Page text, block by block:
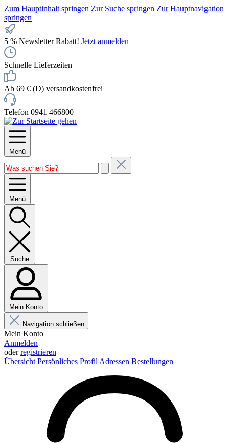
Zum Hauptinhalt springen Zur Suche springen Zur Hauptnavigation
springen
5 % Newsletter Rabatt! Jetzt anmelden
Schnelle Lieferzeiten
Ab 69 € (D) versandkostenfrei
Telefon 0941 466800
Menü
Menü
Suche
Mein Konto
Navigation schließen
Mein Konto
Anmelden
oderregistrieren
Übersicht Persönliches Profil Adressen Bestellungen